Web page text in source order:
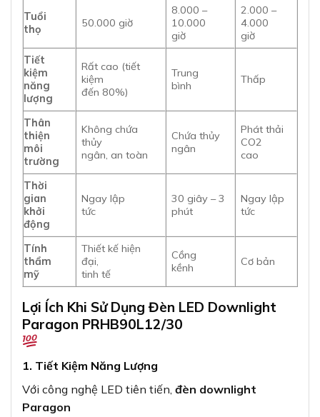
Tuổi
thọ
50.000 giờ
8.000 –
10.000
giờ
2.000 –
4.000
giờ
Tiết
kiệm
năng
lượng
Rất cao (tiết
kiệm
đến 80%)
Trung
bình
Thấp
Thân
thiện
môi
trường
Không chứa
thủy
ngân, an toàn
Chứa thủy
ngân
Phát thải
CO2
cao
Thời
gian
khởi
động
Ngay lập
tức
30 giây – 3
phút
Ngay lập
tức
Tính
thẩm
mỹ
Thiết kế hiện
đại,
tinh tế
Cồng
kềnh
Cơ bản
Lợi Ích Khi Sử Dụng Đèn LED Downlight
Paragon PRHB90L12/30
1. Tiết Kiệm Năng Lượng
Với công nghệ LED tiên tiến, đèn downlight
Paragon